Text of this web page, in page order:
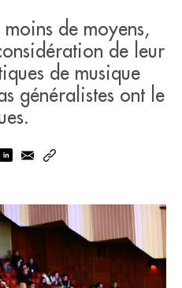
de moyens,
de leur
de musique
généralistes ont le